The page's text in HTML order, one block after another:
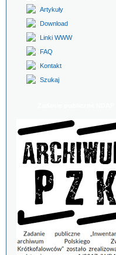
Artykuły
Download
Linki WWW
FAQ
Kontakt
Szukaj